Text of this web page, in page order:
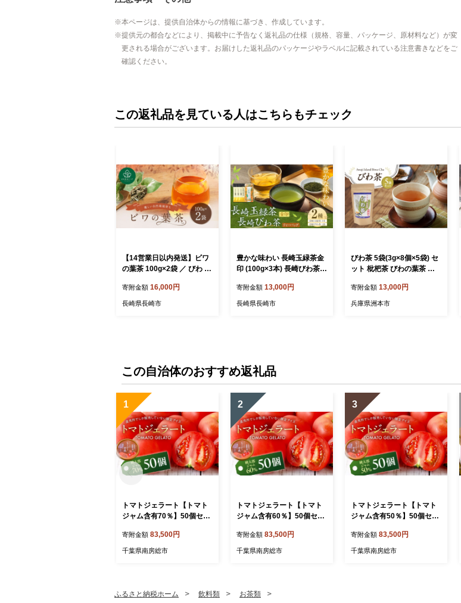
本ページは、提供自治体からの情報に基づき、作成しています。
提供元の都合などにより、掲載中に予告なく返礼品の仕様（規格、容量、パッケージ、原材料など）が変
更される場合がございます。お届けした返礼品のパッケージやラベルに記載されている注意書きなどをご
確認ください。
この返礼品を見ている人はこちらもチェック
【14営業日以内発送】ビワ
の葉茶 100g×2袋 ／ びわ 国
康茶
寄附金額 16,000円
長崎県長崎市
豊かな味わい 長崎玉緑茶金
印 (100g×3本) 長崎びわ茶テ
×1袋) ／ 詰め合わせ 詰合せ
つめあわせ セット 緑茶 玉
寄附金額 13,000円
長崎県長崎市
びわ茶 5袋(3g×8個×5袋) セ
ット 枇杷茶 びわの葉茶 び
植物茶 ティーパック ティー
パックお茶 淡路島 洲本市
寄附金額 13,000円
兵庫県洲本市
この自治体のおすすめ返礼品
1
トマトジェラート【トマト
ジャム含有70％】50個セッ
ジェラート トマトジャム 含
有量 須藤牧場生乳 直売所
寄附金額 83,500円
千葉県南房総市
2
トマトジェラート【トマト
ジャム含有60％】50個セッ
ジェラート トマトジャム 含
有量 須藤牧場生乳 直売所
寄附金額 83,500円
千葉県南房総市
3
トマトジェラート【トマト
ジャム含有50％】50個セッ
ジェラート トマトジャム 含
有量 須藤牧場生乳 直売所
寄附金額 83,500円
千葉県南房総市
ふるさと納税ホーム 飲料類 お茶類